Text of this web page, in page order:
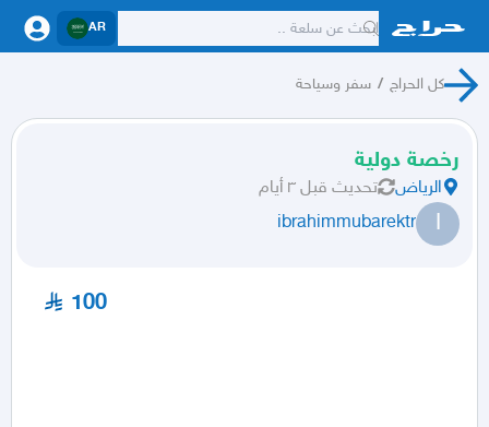
AR
كل الحراج / سفر وسياحة
رخصة دولية
الرياض تحديث قبل ٣ أيام
I
ibrahimmubarektr
100